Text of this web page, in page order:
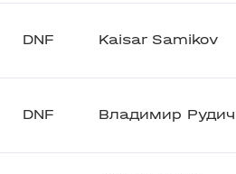
DNF Kaisar Samikov
DNF Владимир Рудич